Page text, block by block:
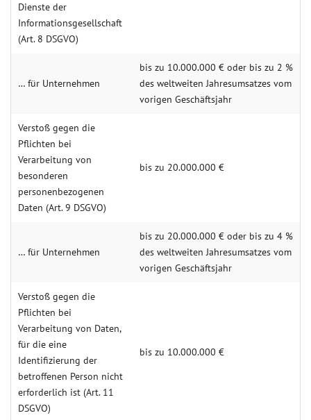
Dienste der
Informationsgesellschaft
(Art. 8 DSGVO)
… für Unternehmen
bis zu 10.000.000 € oder bis zu 2 %
des weltweiten Jahresumsatzes vom
vorigen Geschäftsjahr
Verstoß gegen die
Pflichten bei
Verarbeitung von
besonderen
personenbezogenen
Daten (Art. 9 DSGVO)
bis zu 20.000.000 €
… für Unternehmen
bis zu 20.000.000 € oder bis zu 4 %
des weltweiten Jahresumsatzes vom
vorigen Geschäftsjahr
Verstoß gegen die
Pflichten bei
Verarbeitung von Daten,
für die eine
Identifizierung der
betroffenen Person nicht
erforderlich ist (Art. 11
DSGVO)
bis zu 10.000.000 €